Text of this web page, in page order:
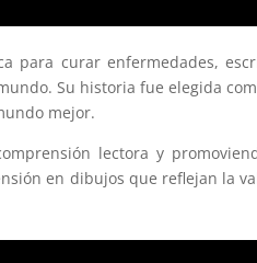
para curar enfermedades,
Su historia fue elegida
mejor.
lectora y
en dibujos que reflejan la